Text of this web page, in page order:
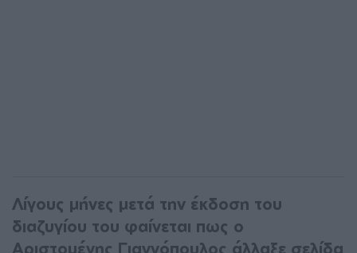
Λίγους μήνες μετά την έκδοση του
διαζυγίου του φαίνεται πως ο
Αριστομένης Γιαννόπουλος άλλαξε σελίδα